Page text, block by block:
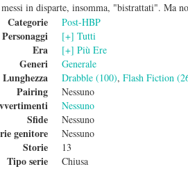
in disparte, insomma, "bistrattati". Ma
Categorie Post-HBP
Personaggi [+] Tutti
Era [+] Più Ere
Generi Generale
Lunghezza Drabble (100), Flash Fiction
Pairing Nessuno
Nessuno
Sfide Nessuno
genitore Nessuno
Storie 13
Tipo serie Chiusa